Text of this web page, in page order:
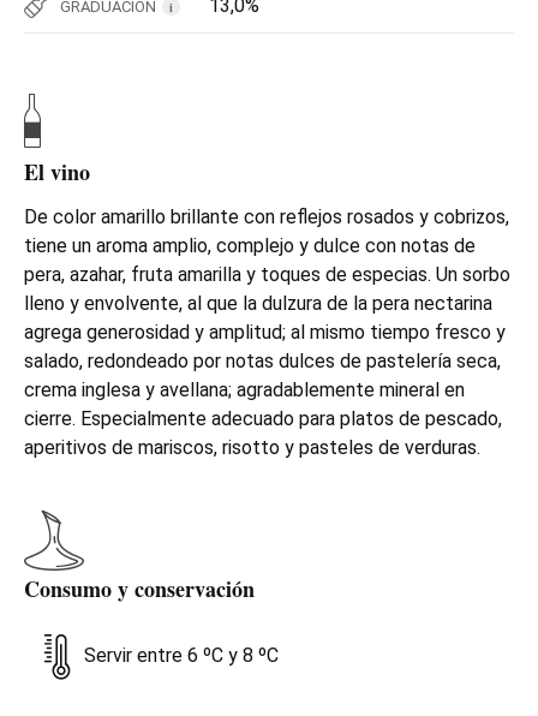
GRADUACIÓN i 13,0%
El vino
De color amarillo brillante con reflejos rosados y cobrizos,
tiene un aroma amplio, complejo y dulce con notas de
pera, azahar, fruta amarilla y toques de especias. Un sorbo
lleno y envolvente, al que la dulzura de la pera nectarina
agrega generosidad y amplitud; al mismo tiempo fresco y
salado, redondeado por notas dulces de pastelería seca,
crema inglesa y avellana; agradablemente mineral en
cierre. Especialmente adecuado para platos de pescado,
aperitivos de mariscos, risotto y pasteles de verduras.
Consumo y conservación
Servir entre 6 ºC y 8 ºC